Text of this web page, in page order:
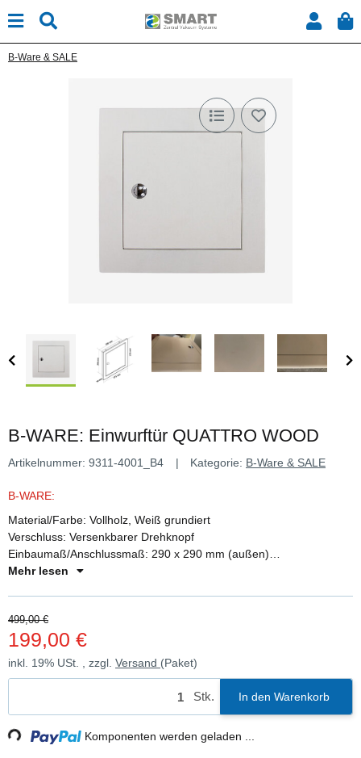
B-Ware & SALE
B-WARE: Einwurftür QUATTRO WOOD
Artikelnummer: 9311-4001_B4 Kategorie: B-Ware & SALE
B-WARE:
Material/Farbe: Vollholz, Weiß grundiert
Verschluss: Versenkbarer Drehknopf
Einbaumaß/Anschlussmaß: 290 x 290 mm (außen)
Blendrahmen/Sichtmaß H/B: 375 x 375 mm
Mehr lesen
499,00 €
199,00 €
inkl. 19% USt. , zzgl. Versand (Paket)
Stk. In den Warenkorb
Komponenten werden geladen ...